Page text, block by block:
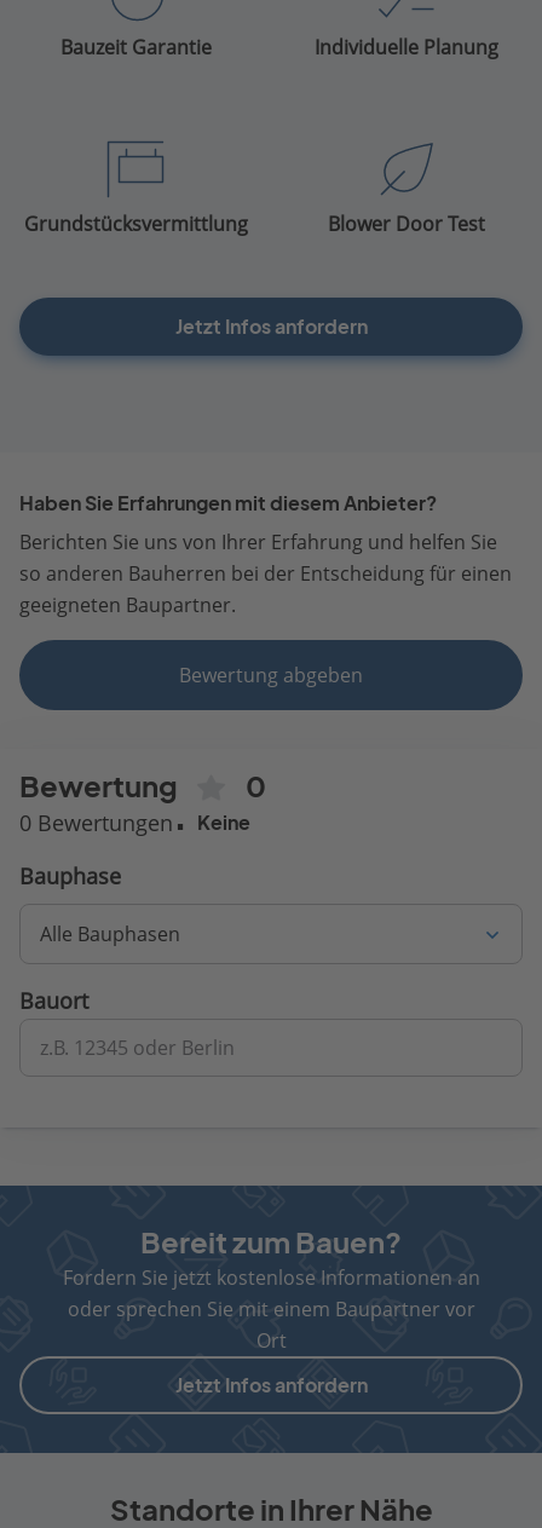
Bauzeit Garantie Individuelle Planung
Grundstücksvermittlung Blower Door Test
Jetzt Infos anfordern
Haben Sie Erfahrungen mit diesem Anbieter?
Berichten Sie uns von Ihrer Erfahrung und helfen Sie
so anderen Bauherren bei der Entscheidung für einen
geeigneten Baupartner.
Bewertung abgeben
Bewertung 0
0 Bewertungen Keine
Bauphase
Alle Bauphasen
Bauort
z.B. 12345 oder Berlin
Bereit zum Bauen?
Fordern Sie jetzt kostenlose Informationen an
oder sprechen Sie mit einem Baupartner vor
Ort
Jetzt Infos anfordern
Standorte in Ihrer Nähe